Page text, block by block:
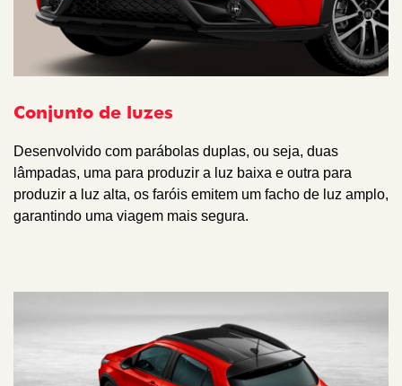
Conjunto de luzes
Desenvolvido com parábolas duplas, ou seja, duas
lâmpadas, uma para produzir a luz baixa e outra para
produzir a luz alta, os faróis emitem um facho de luz amplo,
garantindo uma viagem mais segura.​